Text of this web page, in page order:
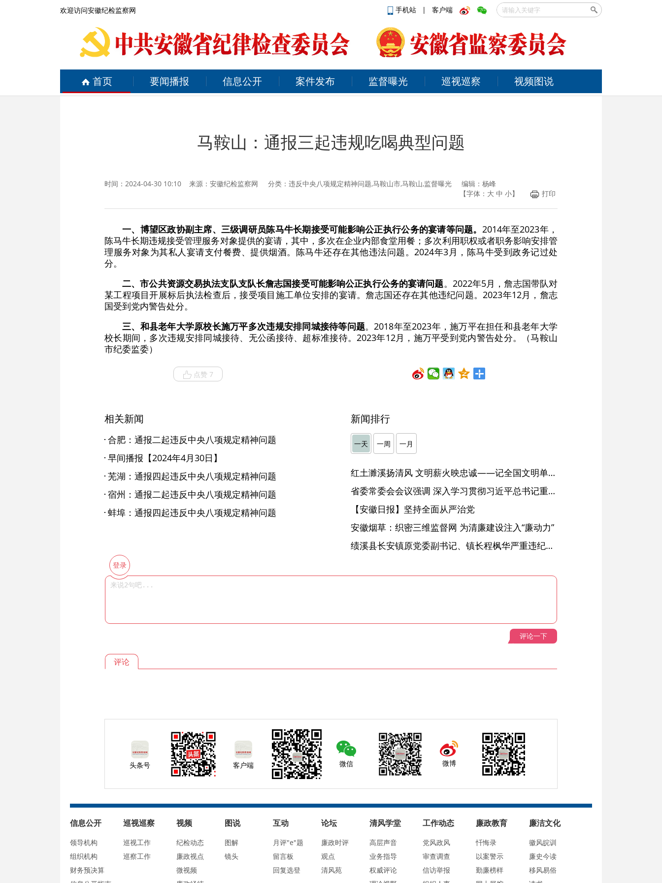
欢迎访问安徽纪检监察网 手机站 | 客户端
首页 要闻播报 信息公开 案件发布 监督曝光 巡视巡察 视频图说
马鞍山：通报三起违规吃喝典型问题
时间：2024-04-30 10:10 来源： 安徽纪检监察网 分类：违反中央八项规定精神问题,马鞍山市,马鞍山,监督曝光 编辑：杨峰
【字体： 大 中 小】 打印
一、博望区政协副主席、三级调研员陈马牛长期接受可能影响公正执行公务的宴请等问题。 2014年至2023年，
陈马牛长期违规接受管理服务对象提供的宴请，其中，多次在企业内部食堂用餐；多次利用职权或者职务影响安排管
理服务对象为其私人宴请支付餐费、提供烟酒。陈马牛还存在其他违法问题。2024年3月，陈马牛受到政务记过处
分。
二、市公共资源交易执法支队支队长詹志国接受可能影响公正执行公务的宴请问题。2022年5月，詹志国带队对
某工程项目开展标后执法检查后，接受项目施工单位安排的宴请。詹志国还存在其他违纪问题。2023年12月，詹志
国受到党内警告处分。
三、和县老年大学原校长施万平多次违规安排同城接待等问题。2018年至2023年，施万平在担任和县老年大学
校长期间，多次违规安排同城接待、无公函接待、超标准接待。2023年12月，施万平受到党内警告处分。（马鞍山
市纪委监委）
点赞 7
相关新闻
合肥：通报二起违反中央八项规定精神问题
早间播报【2024年4月30日】
芜湖：通报四起违反中央八项规定精神问题
宿州：通报二起违反中央八项规定精神问题
蚌埠：通报四起违反中央八项规定精神问题
新闻排行
一天 一周 一月
红土濉溪扬清风 文明薪火映忠诚——记全国文明单位、安徽省濉溪县纪委监委
省委常委会会议强调 深入学习贯彻习近平总书记重要讲话精神 以高质量党建引领高质量发展 梁言顺主持并讲话
【安徽日报】坚持全面从严治党
安徽烟草：织密三维监督网 为清廉建设注入“廉动力”
绩溪县长安镇原党委副书记、镇长程枫华严重违纪违法被开除党籍和公职
登录
评论一下
评论
头条号 客户端 微信 微博
信息公开
领导机构
组织机构
财务预决算
巡视巡察
巡视工作
巡察工作
视频
纪检动态
廉政视点
微视频
图说
图解
镜头
互动
月评"e"题
留言板
回复选登
论坛
廉政时评
观点
清风苑
清风学堂
高层声音
业务指导
权威评论
工作动态
党风政风
审查调查
信访举报
廉政教育
忏悔录
以案警示
勤廉榜样
廉洁文化
徽风皖训
廉史今读
移风易俗